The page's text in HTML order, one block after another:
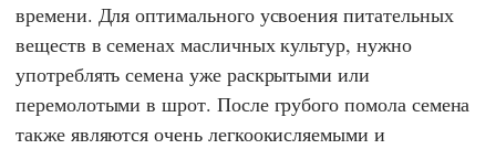
времени. Для оптимального усвоения питательных
веществ в семенах масличных культур, нужно
употреблять семена уже раскрытыми или
перемолотыми в шрот. После грубого помола семена
также являются очень легкоокисляемыми и